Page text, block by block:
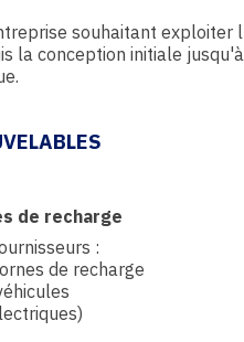
souhaitant exploiter
la conception initiale
de recharge
:
de recharge